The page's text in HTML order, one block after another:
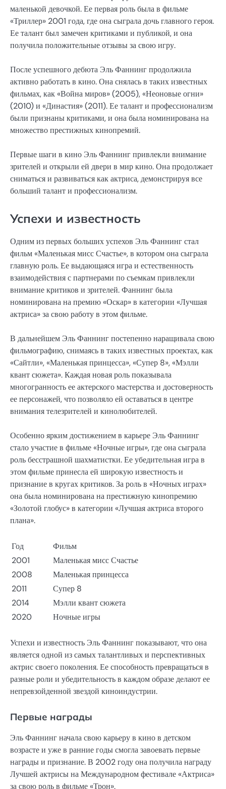
маленькой девочкой. Ее первая роль была в фильме
«Триллер» 2001 года, где она сыграла дочь главного героя.
Ее талант был замечен критиками и публикой, и она
получила положительные отзывы за свою игру.
После успешного дебюта Эль Фаннинг продолжила
активно работать в кино. Она снялась в таких известных
фильмах, как «Война миров» (2005), «Неоновые огни»
(2010) и «Династия» (2011). Ее талант и профессионализм
были признаны критиками, и она была номинирована на
множество престижных кинопремий.
Первые шаги в кино Эль Фаннинг привлекли внимание
зрителей и открыли ей двери в мир кино. Она продолжает
сниматься и развиваться как актриса, демонстрируя все
больший талант и профессионализм.
Успехи и известность
Одним из первых больших успехов Эль Фаннинг стал
фильм «Маленькая мисс Счастье», в котором она сыграла
главную роль. Ее выдающаяся игра и естественность
взаимодействия с партнерами по съемкам привлекли
внимание критиков и зрителей. Фаннинг была
номинирована на премию «Оскар» в категории «Лучшая
актриса» за свою работу в этом фильме.
В дальнейшем Эль Фаннинг постепенно наращивала свою
фильмографию, снимаясь в таких известных проектах, как
«Сайтли», «Маленькая принцесса», «Супер 8», «Мэлли
квант сюжета». Каждая новая роль показывала
многогранность ее актерского мастерства и достоверность
ее персонажей, что позволяло ей оставаться в центре
внимания телезрителей и кинолюбителей.
Особенно ярким достижением в карьере Эль Фаннинг
стало участие в фильме «Ночные игры», где она сыграла
роль бесстрашной шахматистки. Ее убедительная игра в
этом фильме принесла ей широкую известность и
признание в кругах критиков. За роль в «Ночных играх»
она была номинирована на престижную кинопремию
«Золотой глобус» в категории «Лучшая актриса второго
плана».
Год
Фильм
2001
Маленькая мисс Счастье
2008
Маленькая принцесса
2011
Супер 8
2014
Мэлли квант сюжета
2020
Ночные игры
Успехи и известность Эль Фаннинг показывают, что она
является одной из самых талантливых и перспективных
актрис своего поколения. Ее способность превращаться в
разные роли и убедительность в каждом образе делают ее
непревзойденной звездой киноиндустрии.
Первые награды
Эль Фаннинг начала свою карьеру в кино в детском
возрасте и уже в ранние годы смогла завоевать первые
награды и признание. В 2002 году она получила награду
Лучшей актрисы на Международном фестивале «Актриса»
за свою роль в фильме «Трон».